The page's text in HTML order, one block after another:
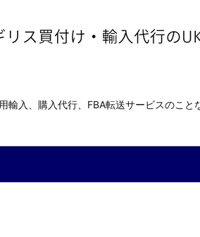
輸入、購入代行、FBA転送サービスのこ